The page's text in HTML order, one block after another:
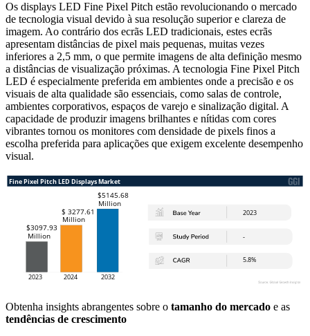
Os displays LED Fine Pixel Pitch estão revolucionando o mercado
de tecnologia visual devido à sua resolução superior e clareza de
imagem. Ao contrário dos ecrãs LED tradicionais, estes ecrãs
apresentam distâncias de pixel mais pequenas, muitas vezes
inferiores a 2,5 mm, o que permite imagens de alta definição mesmo
a distâncias de visualização próximas. A tecnologia Fine Pixel Pitch
LED é especialmente preferida em ambientes onde a precisão e os
visuais de alta qualidade são essenciais, como salas de controle,
ambientes corporativos, espaços de varejo e sinalização digital. A
capacidade de produzir imagens brilhantes e nítidas com cores
vibrantes tornou os monitores com densidade de pixels finos a
escolha preferida para aplicações que exigem excelente desempenho
visual.
Obtenha insights abrangentes sobre o tamanho do mercado e as
tendências de crescimento